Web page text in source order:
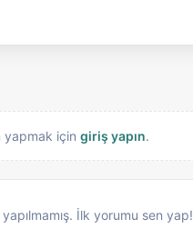
yapmak için giriş yapın.
İlk yorumu sen yap!